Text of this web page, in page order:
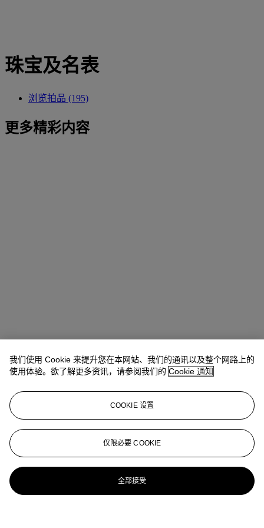
珠宝及名表
浏览拍品 (195)
更多精彩内容
我们使用 Cookie 来提升您在本网站、我们的通讯以及整个网路上的
使用体验。欲了解更多资讯，请参阅我们的 Cookie 通知
COOKIE 设置
仅限必要 COOKIE
全部接受